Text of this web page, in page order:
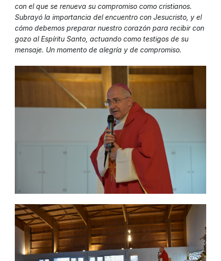
con el que se renueva su compromiso como cristianos.
Subrayó la importancia del encuentro con Jesucristo, y el
cómo debemos preparar nuestro corazón para recibir con
gozo al Espíritu Santo, actuando como testigos de su
mensaje. Un momento de alegría y de compromiso.